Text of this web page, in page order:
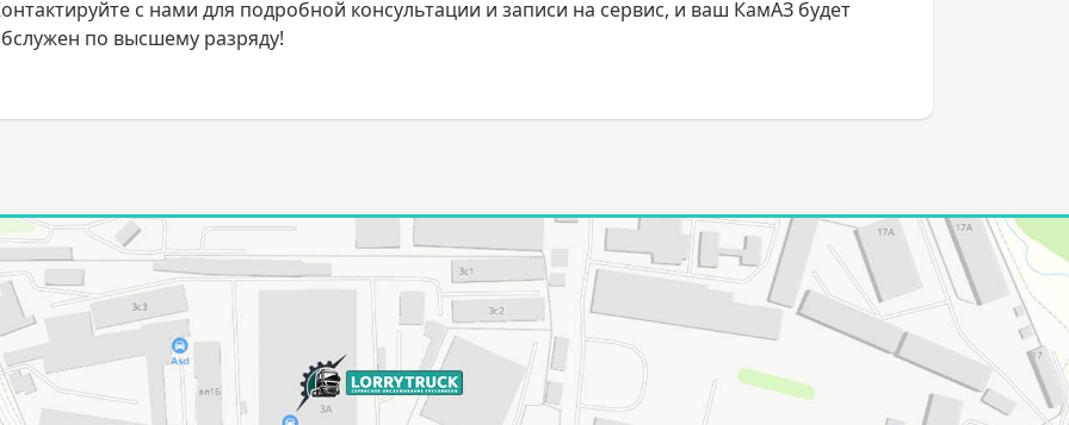
с нами для подробной консультации и записи на сервис, и ваш КамАЗ будет
по высшему разряду!